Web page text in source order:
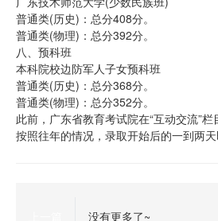
普通类(历史)：总分408分。
普通类(物理)：总分392分。
八、预科班
本科院校边防军人子女预科班
普通类(历史)：总分368分。
普通类(物理)：总分352分。
此前，广东省教育考试院在“互动交流”
按照往年的情况，录取开始后的一到两
没有更多了~